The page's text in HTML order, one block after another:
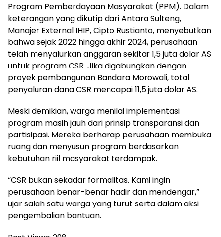
Program Pemberdayaan Masyarakat (PPM). Dalam
keterangan yang dikutip dari Antara Sulteng,
Manajer External IHIP, Cipto Rustianto, menyebutkan
bahwa sejak 2022 hingga akhir 2024, perusahaan
telah menyalurkan anggaran sekitar 1,5 juta dolar AS
untuk program CSR. Jika digabungkan dengan
proyek pembangunan Bandara Morowali, total
penyaluran dana CSR mencapai 11,5 juta dolar AS.
Meski demikian, warga menilai implementasi
program masih jauh dari prinsip transparansi dan
partisipasi. Mereka berharap perusahaan membuka
ruang dan menyusun program berdasarkan
kebutuhan riil masyarakat terdampak.
“CSR bukan sekadar formalitas. Kami ingin
perusahaan benar-benar hadir dan mendengar,”
ujar salah satu warga yang turut serta dalam aksi
pengembalian bantuan.